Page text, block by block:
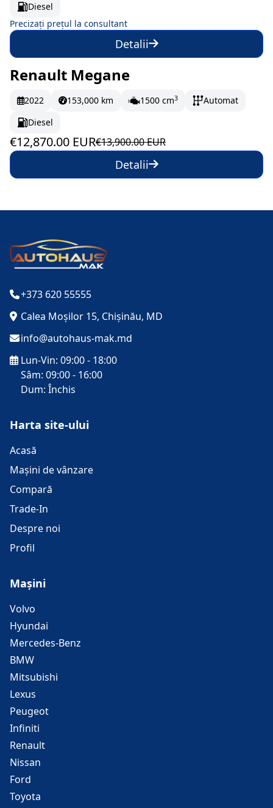
Diesel
Precizați prețul la consultant
Detalii
În stoc 214.5 EUR/lună
Renault Megane
2022 153,000 km 1500 cm3
Automat
Diesel
€12,870.00 EUR€13,900.00 EUR
Detalii
+373 620 55555
Calea Moșilor 15, Chișinău, MD
info@autohaus-mak.md
Lun-Vin: 09:00 - 18:00
Sâm: 09:00 - 16:00
Dum: Închis
Harta site-ului
Acasă
Mașini de vânzare
Compară
Trade-In
Despre noi
Profil
Mașini
Volvo
Hyundai
Mercedes-Benz
BMW
Mitsubishi
Lexus
Peugeot
Infiniti
Renault
Nissan
Ford
Toyota